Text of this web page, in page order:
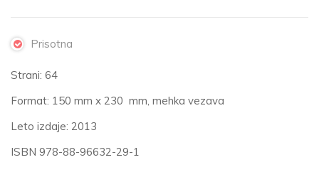
Prisotna
Strani: 64
Format: 150 mm x 230 mm, mehka vezava
Leto izdaje: 2013
ISBN 978-88-96632-29-1